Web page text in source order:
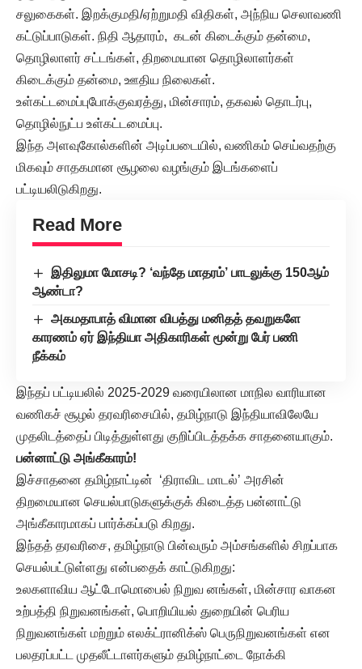
சலுகைகள். இறக்குமதி/ஏற்றுமதி விதிகள், அந்நிய செலாவணி
கட்டுப்பாடுகள். நிதி ஆதாரம், கடன் கிடைக்கும் தன்மை,
தொழிலாளர் சட்டங்கள், திறமையான தொழிலாளர்கள்
கிடைக்கும் தன்மை, ஊதிய நிலைகள்.
உள்கட்டமைப்புபோக்குவரத்து, மின்சாரம், தகவல் தொடர்பு,
தொழில்நுட்ப உள்கட்டமைப்பு.
இந்த அளவுகோல்களின் அடிப்படையில், வணிகம் செய்வதற்கு
மிகவும் சாதகமான சூழலை வழங்கும் இடங்களைப்
பட்டியலிடுகிறது.
Read More
இதிலுமா மோசடி? ‘வந்தே மாதரம்’ பாடலுக்கு 150ஆம்
ஆண்டா?
அகமதாபாத் விமான விபத்து மனிதத் தவறுகளே
காரணம் ஏர் இந்தியா அதிகாரிகள் மூன்று பேர் பணி
நீக்கம்
இந்தப் பட்டியலில் 2025-2029 வரையிலான மாநில வாரியான
வணிகச் சூழல் தரவரிசையில், தமிழ்நாடு இந்தியாவிலேயே
முதலிடத்தைப் பிடித்துள்ளது குறிப்பிடத்தக்க சாதனையாகும்.
பன்னாட்டு அங்கீகாரம்!
இச்சாதனை தமிழ்நாட்டின் ‘திராவிட மாடல்’ அரசின்
திறமையான செயல்பாடுகளுக்குக் கிடைத்த பன்னாட்டு
அங்கீகாரமாகப் பார்க்கப்படு கிறது.
இந்தத் தரவரிசை, தமிழ்நாடு பின்வரும் அம்சங்களில் சிறப்பாக
செயல்பட்டுள்ளது என்பதைக் காட்டுகிறது:
உலகளாவிய ஆட்டோமொபைல் நிறுவ னங்கள், மின்சார வாகன
உற்பத்தி நிறுவனங்கள், பொறியியல் துறையின் பெரிய
நிறுவனங்கள் மற்றும் எலக்ட்ரானிக்ஸ் பெருநிறுவனங்கள் என
பலதரப்பட்ட முதலீட்டாளர்களும் தமிழ்நாட்டை நோக்கி